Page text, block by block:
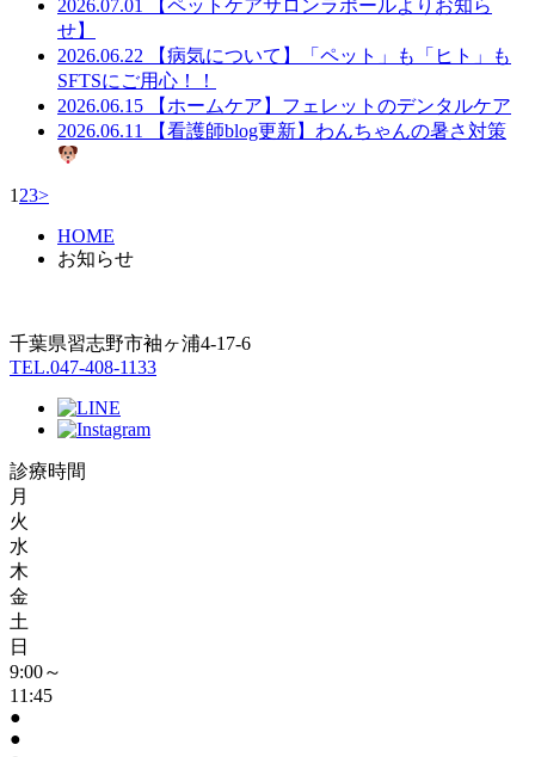
2026.07.01
【ペットケアサロンラポールよりお知ら
せ】
2026.06.22
【病気について】「ペット」も「ヒト」も
SFTSにご用心！！
2026.06.15
【ホームケア】フェレットのデンタルケア
2026.06.11
【看護師blog更新】わんちゃんの暑さ対策
1 23>
HOME
お知らせ
千葉県習志野市袖ヶ浦4-17-6
TEL.047-408-1133
診療時間
月
火
水
木
金
土
日
9:00～
11:45
●
●